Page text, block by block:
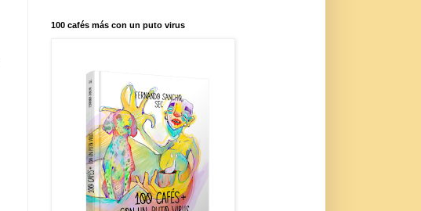
100 cafés más con un puto virus